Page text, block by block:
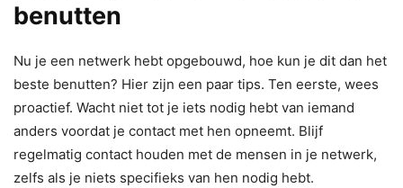
benutten
Nu je een netwerk hebt opgebouwd, hoe kun je dit dan het
beste benutten? Hier zijn een paar tips. Ten eerste, wees
proactief. Wacht niet tot je iets nodig hebt van iemand
anders voordat je contact met hen opneemt. Blijf
regelmatig contact houden met de mensen in je netwerk,
zelfs als je niets specifieks van hen nodig hebt.